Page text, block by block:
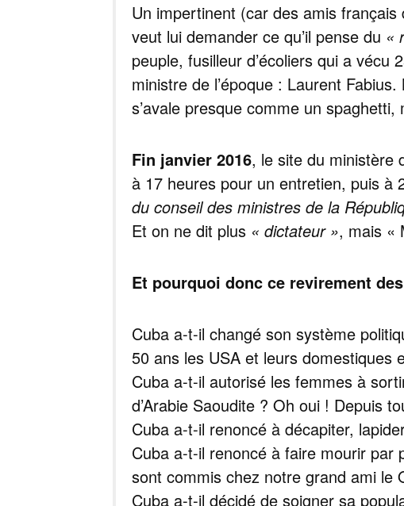
Un impertinent (car des amis
veut lui demander ce qu’il pense du «
peuple, fusilleur d’écoliers qui a
ministre de l’époque : Laurent
s’avale presque comme un
Fin janvier 2016, le site du ministère
à 17 heures pour un entretien, puis à
du conseil des ministres de la
Et on ne dit plus « dictateur », mais «
Et pourquoi donc ce revirement
Cuba a-t-il changé son système
50 ans les USA et leurs domestiques
Cuba a-t-il autorisé les femmes à
d’Arabie Saoudite ? Oh oui ! Depuis
Cuba a-t-il renoncé à décapiter,
Cuba a-t-il renoncé à faire mourir par
sont commis chez notre grand ami le
Cuba a-t-il décidé de soigner sa